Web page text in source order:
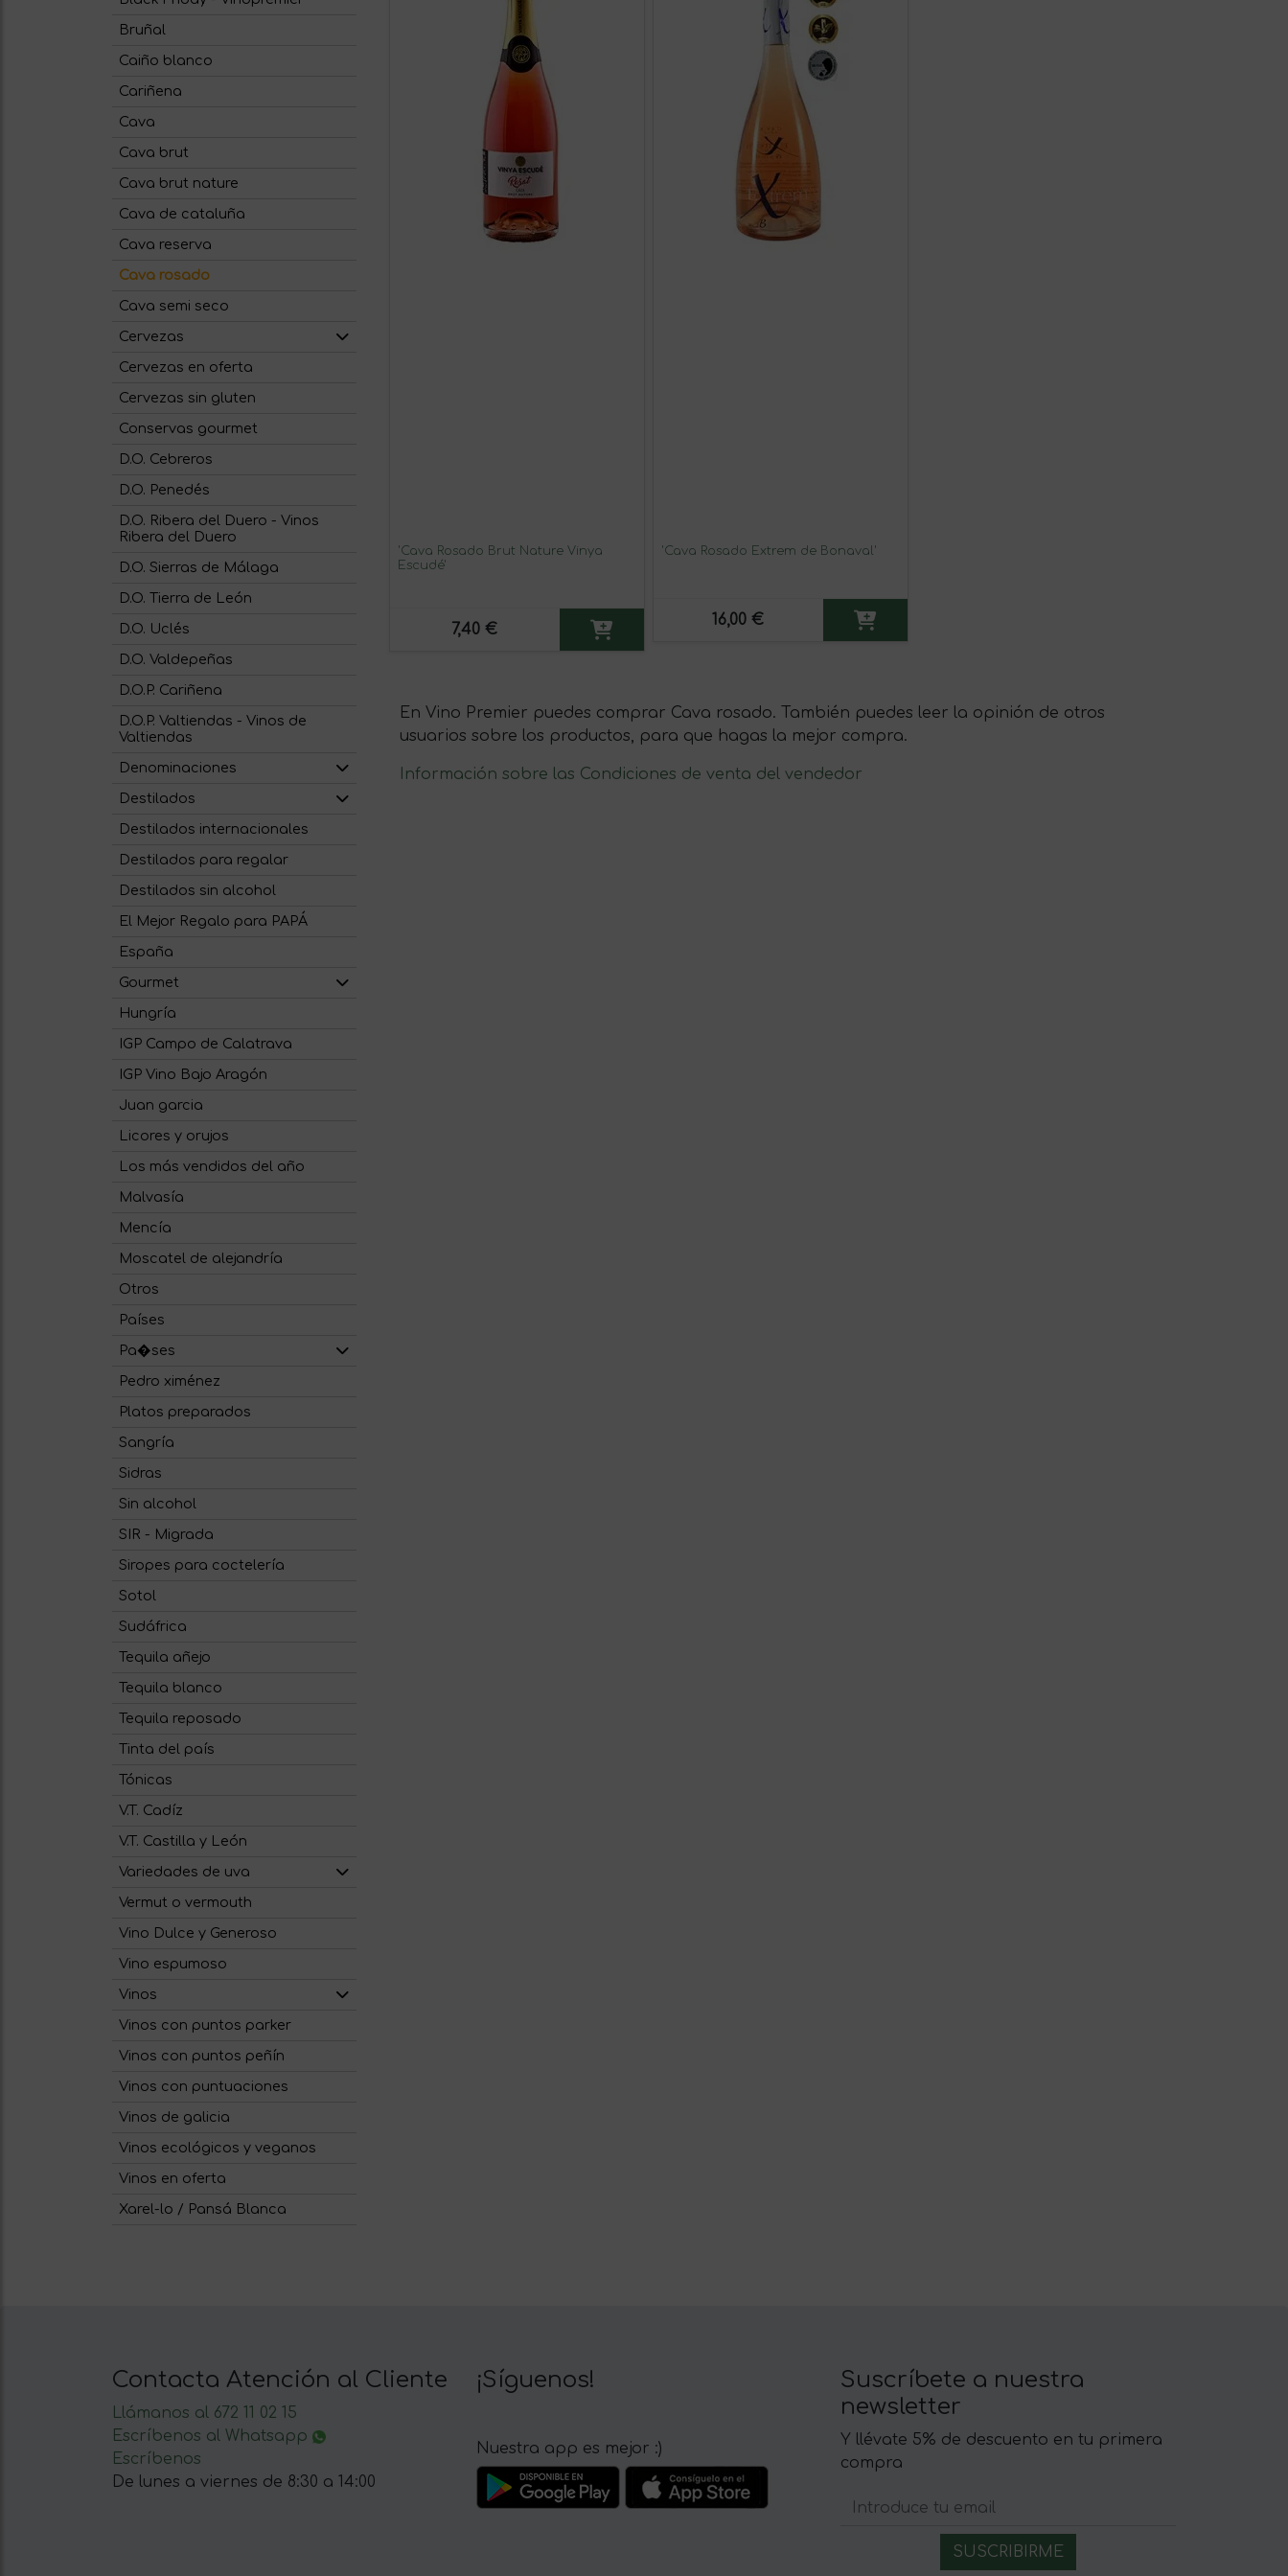
Bruñal
Caiño blanco
Cariñena
Cava
Cava brut
Cava brut nature
Cava de cataluña
Cava reserva
Cava rosado
Cava semi seco
Cervezas
Cervezas en oferta
Cervezas sin gluten
Conservas gourmet
D.O. Cebreros
D.O. Penedés
D.O. Ribera del Duero - Vinos
Ribera del Duero
D.O. Sierras de Málaga
D.O. Tierra de León
D.O. Uclés
D.O. Valdepeñas
D.O.P. Cariñena
D.O.P. Valtiendas - Vinos de
Valtiendas
Denominaciones
Destilados
Destilados internacionales
Destilados para regalar
Destilados sin alcohol
El Mejor Regalo para PAPÁ
España
Gourmet
Hungría
IGP Campo de Calatrava
IGP Vino Bajo Aragón
Juan garcia
Licores y orujos
Los más vendidos del año
Malvasía
Mencía
Moscatel de alejandría
Otros
Países
Pa�ses
Pedro ximénez
Platos preparados
Sangría
Sidras
Sin alcohol
SIR - Migrada
Siropes para coctelería
Sotol
Sudáfrica
Tequila añejo
Tequila blanco
Tequila reposado
Tinta del país
Tónicas
V.T. Cadíz
V.T. Castilla y León
Variedades de uva
Vermut o vermouth
Vino Dulce y Generoso
Vino espumoso
Vinos
Vinos con puntos parker
Vinos con puntos peñín
Vinos con puntuaciones
Vinos de galicia
Vinos ecológicos y veganos
Vinos en oferta
Xarel-lo / Pansá Blanca
'Cava Rosado Brut Nature Vinya
Escudé'
7,40 €
'Cava Rosado Extrem de Bonaval'
16,00 €
En Vino Premier puedes comprar Cava rosado. También puedes leer la opinión de otros
usuarios sobre los productos, para que hagas la mejor compra.
Información sobre las Condiciones de venta del vendedor
Contacta Atención al Cliente
Llámanos al 672 11 02 15
Escríbenos al Whatsapp
Escríbenos
De lunes a viernes de 8:30 a 14:00
¡Síguenos!
Nuestra app es mejor :)
Suscríbete a nuestra
newsletter
Y llévate 5% de descuento en tu primera
compra